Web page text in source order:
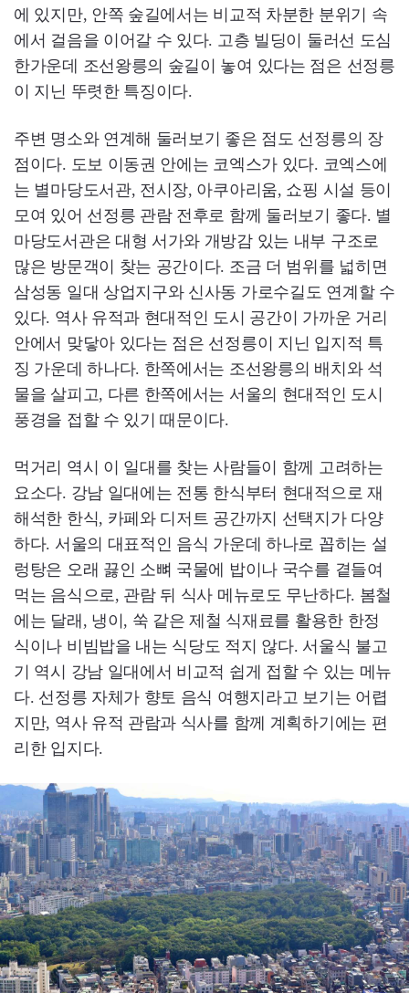
에 있지만, 안쪽 숲길에서는 비교적 차분한 분위기 속
에서 걸음을 이어갈 수 있다. 고층 빌딩이 둘러선 도심
한가운데 조선왕릉의 숲길이 놓여 있다는 점은 선정릉
이 지닌 뚜렷한 특징이다.
주변 명소와 연계해 둘러보기 좋은 점도 선정릉의 장
점이다. 도보 이동권 안에는 코엑스가 있다. 코엑스에
는 별마당도서관, 전시장, 아쿠아리움, 쇼핑 시설 등이
모여 있어 선정릉 관람 전후로 함께 둘러보기 좋다. 별
마당도서관은 대형 서가와 개방감 있는 내부 구조로
많은 방문객이 찾는 공간이다. 조금 더 범위를 넓히면
삼성동 일대 상업지구와 신사동 가로수길도 연계할 수
있다. 역사 유적과 현대적인 도시 공간이 가까운 거리
안에서 맞닿아 있다는 점은 선정릉이 지닌 입지적 특
징 가운데 하나다. 한쪽에서는 조선왕릉의 배치와 석
물을 살피고, 다른 한쪽에서는 서울의 현대적인 도시
풍경을 접할 수 있기 때문이다.
먹거리 역시 이 일대를 찾는 사람들이 함께 고려하는
요소다. 강남 일대에는 전통 한식부터 현대적으로 재
해석한 한식, 카페와 디저트 공간까지 선택지가 다양
하다. 서울의 대표적인 음식 가운데 하나로 꼽히는 설
렁탕은 오래 끓인 소뼈 국물에 밥이나 국수를 곁들여
먹는 음식으로, 관람 뒤 식사 메뉴로도 무난하다. 봄철
에는 달래, 냉이, 쑥 같은 제철 식재료를 활용한 한정
식이나 비빔밥을 내는 식당도 적지 않다. 서울식 불고
기 역시 강남 일대에서 비교적 쉽게 접할 수 있는 메뉴
다. 선정릉 자체가 향토 음식 여행지라고 보기는 어렵
지만, 역사 유적 관람과 식사를 함께 계획하기에는 편
리한 입지다.